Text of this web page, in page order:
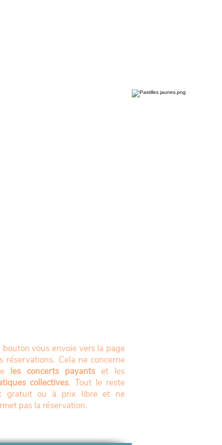
bouton vous envoie vers la page
réservations. Cela ne concerne
les concerts payants et les
collectives. Tout le reste
gratuit ou à prix libre et ne
pas la réservation.